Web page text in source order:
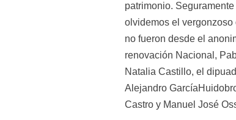
patrimonio.
olvidemos el
no fueron desde el
renovación Nacional,
Natalia Castillo, el
Alejandro
Castro y Manuel José